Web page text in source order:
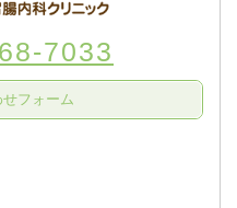
7033
せフォーム